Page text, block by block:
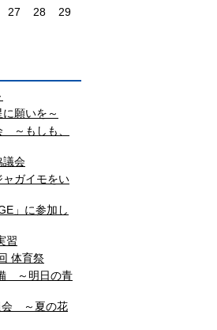
27 28
29
願いを～
～もしも、
議会
ャガイモをい
」に参加し
習
体育祭
～明日の青
会 ～夏の花